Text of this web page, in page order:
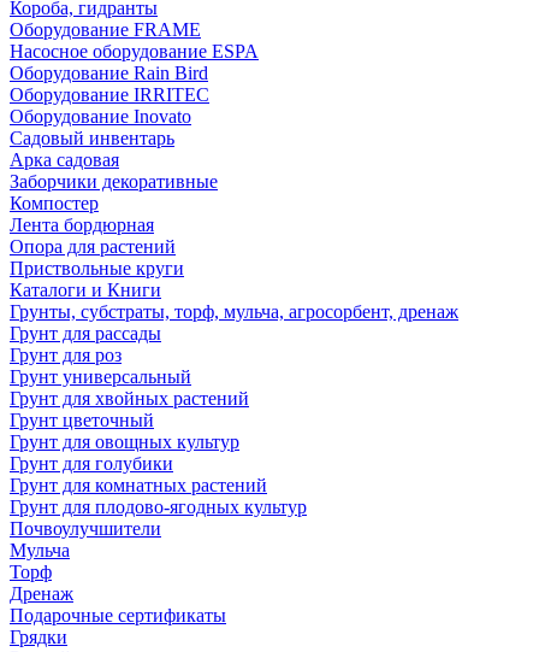
Короба, гидранты
Оборудование FRAME
Насосное оборудование ESPA
Оборудование Rain Bird
Оборудование IRRITEC
Оборудование Inovato
Садовый инвентарь
Арка садовая
Заборчики декоративные
Компостер
Лента бордюрная
Опора для растений
Приствольные круги
Каталоги и Книги
Грунты, субстраты, торф, мульча, агросорбент, дренаж
Грунт для рассады
Грунт для роз
Грунт универсальный
Грунт для хвойных растений
Грунт цветочный
Грунт для овощных культур
Грунт для голубики
Грунт для комнатных растений
Грунт для плодово-ягодных культур
Почвоулучшители
Мульча
Торф
Дренаж
Подарочные сертификаты
Грядки